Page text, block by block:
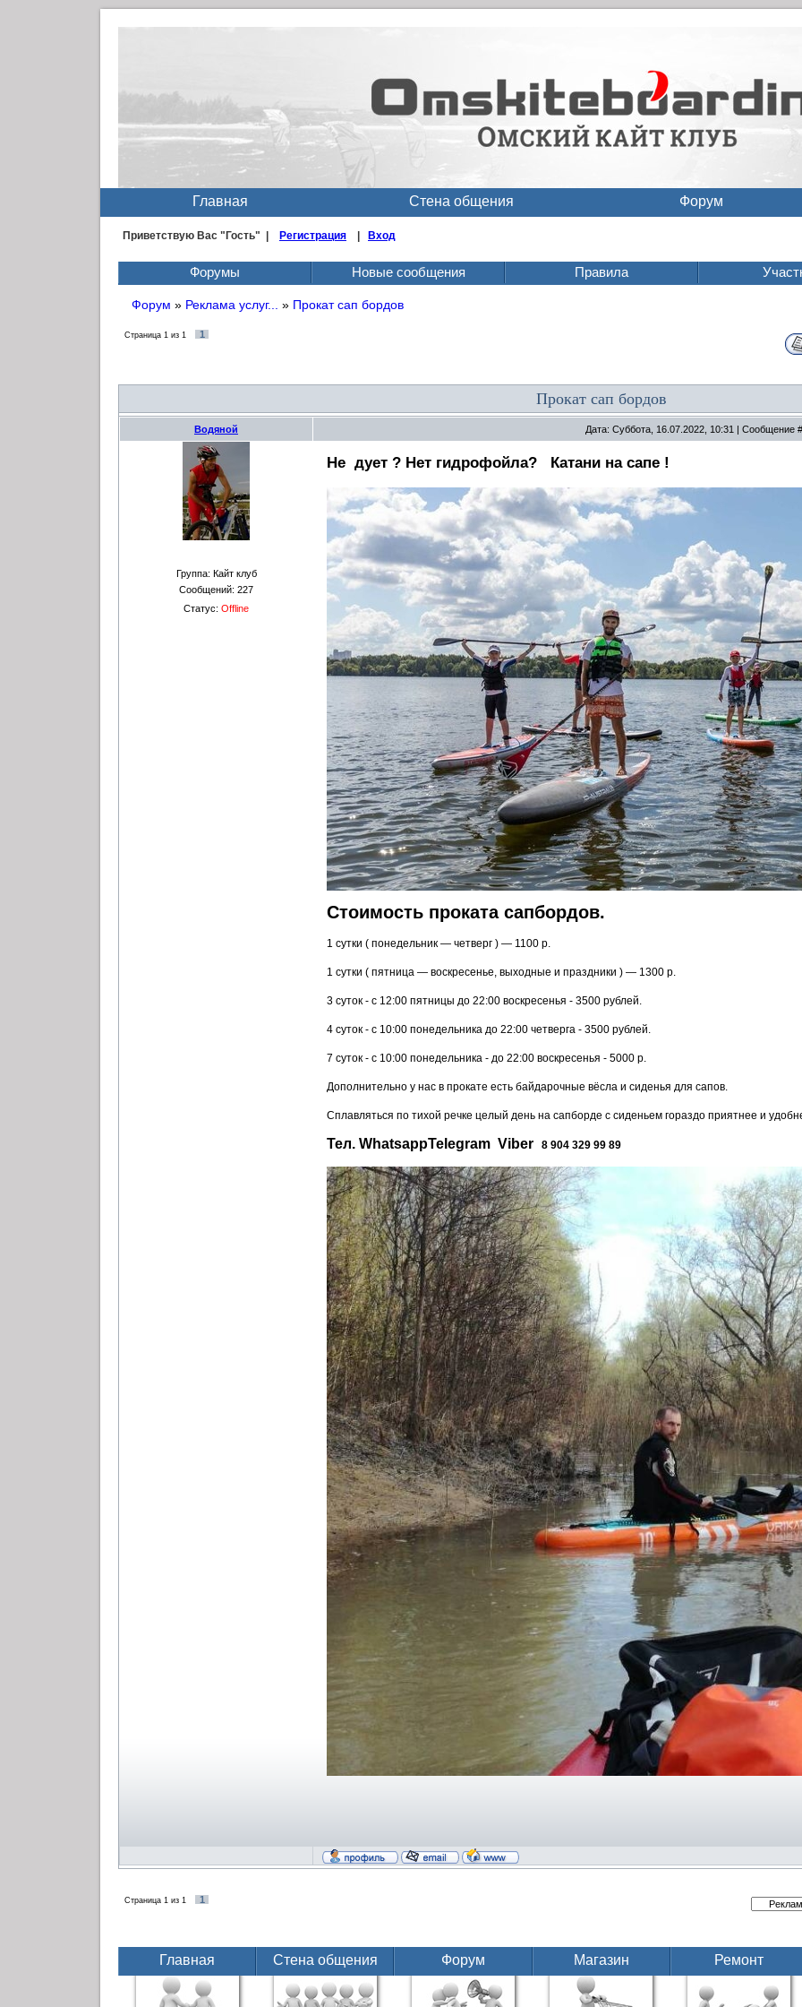
Главная Стена общения Форум
Приветствую Вас "Гость" | Регистрация Вход
Форумы Новые сообщения Правила
Форум » Реклама услуг... » Прокат сап бордов
Страница 1 из 1 1
Прокат сап бордов
Водяной Дата: Суббота, 16.07.2022, 10:31 | Сообщение
Группа: Кайт клуб
Сообщений: 227
Статус: Offline
Не дует ? Нет гидрофойла? Катани на сапе !
Стоимость проката сапбордов.
1 сутки ( понедельник — четверг ) — 1100 р.
1 сутки ( пятница — воскресенье, выходные и праздники ) — 1300 р.
3 суток - с 12:00 пятницы до 22:00 воскресенья - 3500 рублей.
4 суток - с 10:00 понедельника до 22:00 четверга - 3500 рублей.
7 суток - с 10:00 понедельника - до 22:00 воскресенья - 5000 р.
Дополнительно у нас в прокате есть байдарочные вёсла и сиденья для сапов.
Сплавляться по тихой речке целый день на сапборде с сиденьем гораздо приятнее и
Тел. WhatsappTelegram Viber 8 904 329 99 89
Страница 1 из 1 1
Главная Стена общения Форум Магазин Ремонт